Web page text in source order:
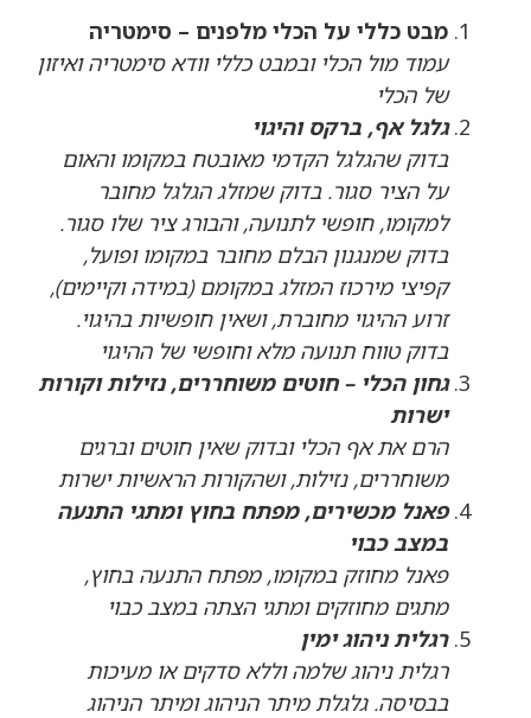
מבט כללי על הכלי מלפנים – סימטריה
עמוד מול הכלי ובמבט כללי וודא סימטריה ואיזון
של הכלי
גלגל אף, ברקס והיגוי
בדוק שהגלגל הקדמי מאובטח במקומו והאום
על הציר סגור. בדוק שמזלג הגלגל מחובר
למקומו, חופשי לתנועה, והבורג ציר שלו סגור.
בדוק שמנגנון הבלם מחובר במקומו ופועל,
קפיצי מירכוז המזלג במקומם (במידה וקיימים),
זרוע ההיגוי מחוברת, ושאין חופשיות בהיגוי.
בדוק טווח תנועה מלא וחופשי של ההיגוי
גחון הכלי – חוטים משוחררים, נזילות וקורות
ישרות
הרם את אף הכלי ובדוק שאין חוטים וברגים
משוחררים, נזילות, ושהקורות הראשיות ישרות
פאנל מכשירים, מפתח בחוץ ומתגי התנעה
במצב כבוי
פאנל מחוזק במקומו, מפתח התנעה בחוץ,
מתגים מחוזקים ומתגי הצתה במצב כבוי
רגלית ניהוג ימין
רגלית ניהוג שלמה וללא סדקים או מעיכות
בבסיסה. גלגלת מיתר הניהוג ומיתר הניהוג